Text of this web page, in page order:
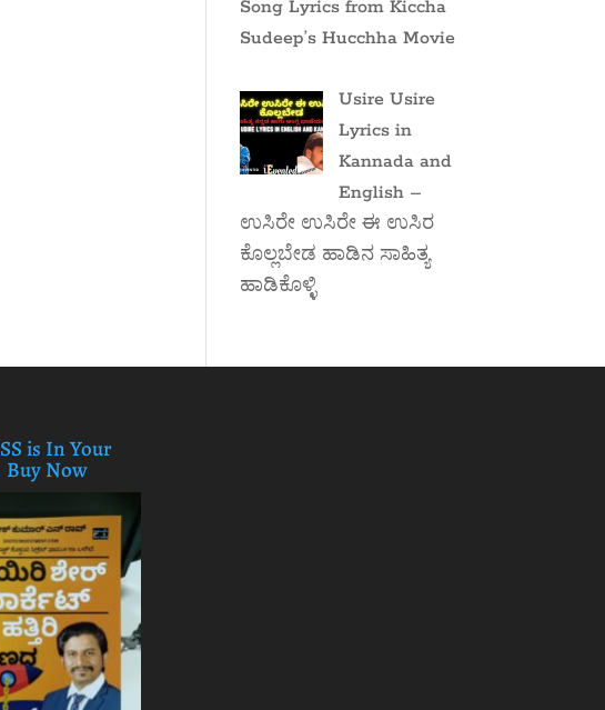
Song Lyrics from Kiccha
Sudeep’s Hucchha Movie
Usire Usire
Lyrics in
Kannada and
English –
ಉಸಿರೇ ಉಸಿರೇ ಈ ಉಸಿರ
ಕೊಲ್ಲಬೇಡ ಹಾಡಿನ ಸಾಹಿತ್ಯ
ಹಾಡಿಕೊಳ್ಳಿ
is In Your
Buy Now